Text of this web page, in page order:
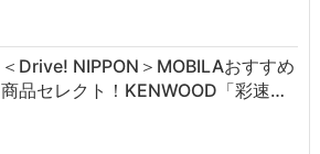
＜Drive! NIPPON＞MOBILAおすすめ
商品セレクト！KENWOOD「彩速…